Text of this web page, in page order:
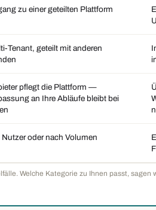
zu einer geteilten Plattform
Tenant, geteilt mit anderen
pflegt die Plattform —
an Ihre Abläufe bleibt bei
Nutzer oder nach Volumen
Welche Kategorie zu Ihnen passt,